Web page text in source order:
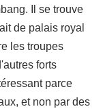
Il se trouve
de palais royal
les troupes
forts
parce
et non par des